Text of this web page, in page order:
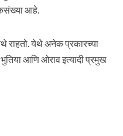
आहे.
राहतो. येथे अनेक प्रकारच्या
आणि ओराव इत्यादी प्रमुख